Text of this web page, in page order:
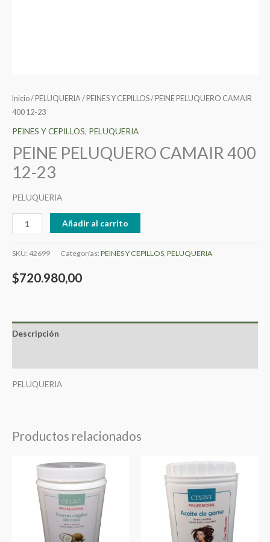
Inicio/ PELUQUERIA/ PEINES Y CEPILLOS/ PEINE PELUQUERO CAMAIR
400 12-23
PEINES Y CEPILLOS, PELUQUERIA
PEINE PELUQUERO CAMAIR 400
12-23
PELUQUERIA
Añadir al carrito
SKU: 42699 Categorías: PEINES Y CEPILLOS PELUQUERIA
$720.980,00
Descripción
PELUQUERIA
Productos relacionados